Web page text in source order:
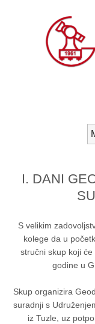
I. DANI
S velikim
kolege da u
stručni skup koji
godine u
Skup organizira
suradnji s
iz Tuzle, uz